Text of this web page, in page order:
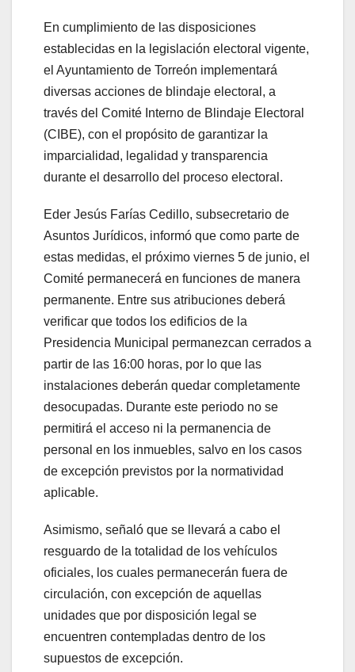
En cumplimiento de las disposiciones
establecidas en la legislación electoral vigente,
el Ayuntamiento de Torreón implementará
diversas acciones de blindaje electoral, a
través del Comité Interno de Blindaje Electoral
(CIBE), con el propósito de garantizar la
imparcialidad, legalidad y transparencia
durante el desarrollo del proceso electoral.
Eder Jesús Farías Cedillo, subsecretario de
Asuntos Jurídicos, informó que como parte de
estas medidas, el próximo viernes 5 de junio, el
Comité permanecerá en funciones de manera
permanente. Entre sus atribuciones deberá
verificar que todos los edificios de la
Presidencia Municipal permanezcan cerrados a
partir de las 16:00 horas, por lo que las
instalaciones deberán quedar completamente
desocupadas. Durante este periodo no se
permitirá el acceso ni la permanencia de
personal en los inmuebles, salvo en los casos
de excepción previstos por la normatividad
aplicable.
Asimismo, señaló que se llevará a cabo el
resguardo de la totalidad de los vehículos
oficiales, los cuales permanecerán fuera de
circulación, con excepción de aquellas
unidades que por disposición legal se
encuentren contempladas dentro de los
supuestos de excepción.